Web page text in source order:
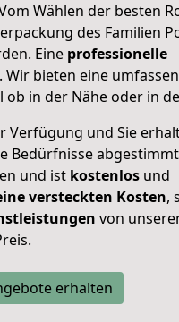
Wählen der besten
des Familien
Eine professionelle
Wir bieten eine
in der Nähe oder in
Verfügung und Sie
Bedürfnisse
und ist kostenlos und
versteckten Kosten,
von
erhalten